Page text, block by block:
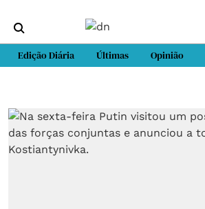
Edição Diária Últimas Opinião